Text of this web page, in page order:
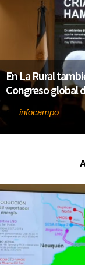
En La Rural
Congreso global
infocampo